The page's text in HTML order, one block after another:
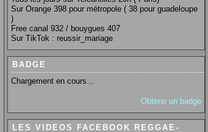
Sur Orange 398 pour métropole ( 38 pour guadeloupe
)
Free canal 932 / bouygues 407
Sur TikTok : reussir_mariage
BADGE
Chargement en cours…
Obtenir un badge
LES VIDEOS FACEBOOK REGGAE-